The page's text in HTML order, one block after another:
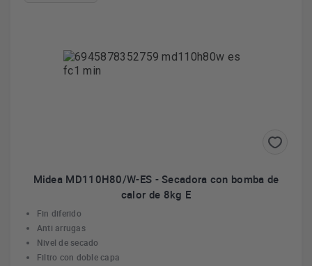
Midea MD110H80/W-ES - Secadora con bomba de
calor de 8kg E
Fin diferido
Anti arrugas
Nivel de secado
Filtro con doble capa